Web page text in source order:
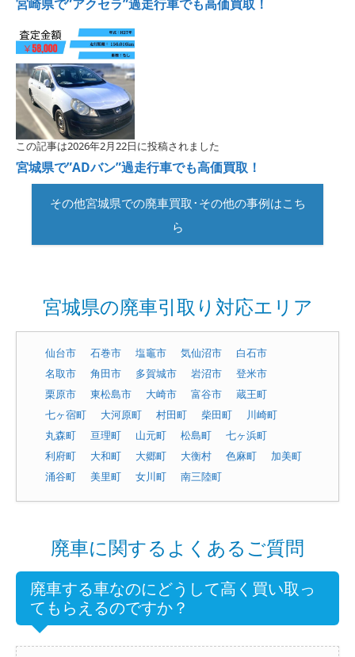
宮崎県で”アクセラ”過走行車でも高価買取！
この記事は2026年2月22日に投稿されました
宮城県で”ADバン”過走行車でも高価買取！
その他宮城県での廃車買取･その他の事例はこち
ら
宮城県の廃車引取り対応エリア
仙台市 石巻市 塩竈市 気仙沼市
白石市
名取市
角田市 多賀城市 岩沼市
登米市
栗原市
東松島市 大崎市 富谷市
蔵王町
七ヶ宿町
大河原町 村田町 柴田町
川崎町
丸森町
亘理町 山元町 松島町
七ヶ浜町
利府町
大和町 大郷町 大衡村 色麻町
加美町
涌谷町
美里町 女川町 南三陸町
廃車に関するよくあるご質問
廃車する車なのにどうして高く買い取っ
てもらえるのですか？